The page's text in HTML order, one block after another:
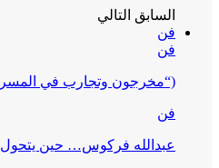
السابق التالي
فن
فن
(“مخرجون وتجارب في
فن
عبدالله فركوس… حين يتحول